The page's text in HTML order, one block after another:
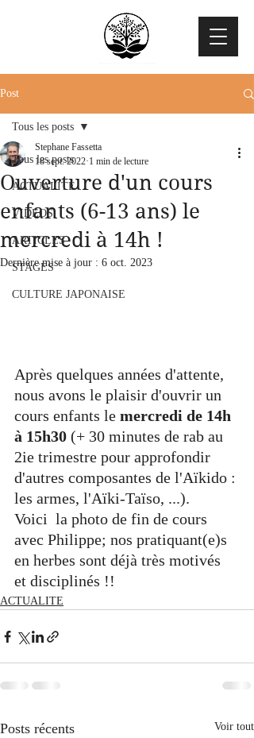
Post
Tous les posts
ACTUALITE
VIDEOS
ARTICLES
STAGES
CULTURE JAPONAISE
Tous les posts
Ouverture d'un cours
enfants (6-13 ans) le
mercredi à 14h !
Stephane Fassetta
18 sept. 2022 1 min de lecture
Dernière mise à jour : 6 oct. 2023
Après quelques années d'attente,
nous avons le plaisir d'ouvrir un
cours enfants le mercredi de 14h
à 15h30 (+ 30 minutes de rab au
2ie trimestre pour approfondir
d'autres composantes de l'Aïkido :
les armes, l'Aïki-Taïso, ...).
Voici  la photo de fin de cours
avec Philippe; nos pratiquant(e)s
en herbes sont déjà très motivés
et disciplinés !!
ACTUALITE
Posts récents Voir tout